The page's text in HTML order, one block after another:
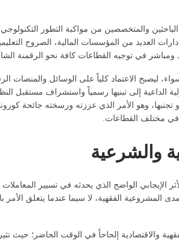
والمتخصصين من مواكبة التطور التكنولوجي
العديد من المؤسسات المالية، الصروح
في توجيه القطاعات كافة نحو الرقمنة
ليصبح الاعتماد كلياً على الوسائل والمنصات
الداعية إلى تبنيها رسمياً واستشراف مستقبل
في مختلف القطاعات.
والشرعية
الإيجابي الواضح الذي يحدثه في تسيير
الفقهية، لا سيما عندما يتعلق الأمر
والاقتصادية إلحاحاً في الوقت الحاضر؛